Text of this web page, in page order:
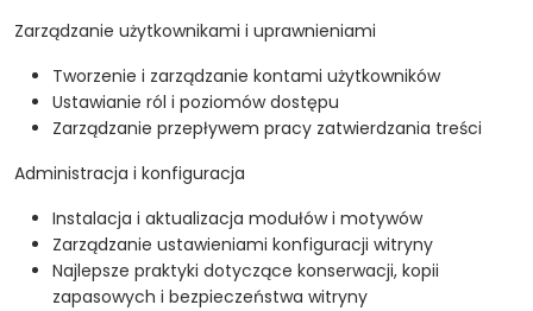
Zarządzanie użytkownikami i uprawnieniami
Tworzenie i zarządzanie kontami użytkowników
Ustawianie ról i poziomów dostępu
Zarządzanie przepływem pracy zatwierdzania treści
Administracja i konfiguracja
Instalacja i aktualizacja modułów i motywów
Zarządzanie ustawieniami konfiguracji witryny
Najlepsze praktyki dotyczące konserwacji, kopii
zapasowych i bezpieczeństwa witryny